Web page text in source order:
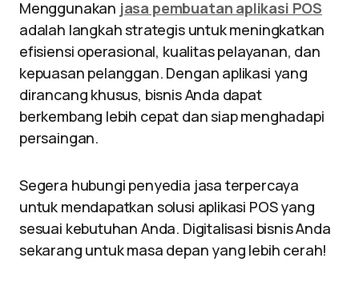
Menggunakan jasa pembuatan aplikasi POS
adalah langkah strategis untuk meningkatkan
efisiensi operasional, kualitas pelayanan, dan
kepuasan pelanggan. Dengan aplikasi yang
dirancang khusus, bisnis Anda dapat
berkembang lebih cepat dan siap menghadapi
persaingan.
Segera hubungi penyedia jasa terpercaya
untuk mendapatkan solusi aplikasi POS yang
sesuai kebutuhan Anda. Digitalisasi bisnis Anda
sekarang untuk masa depan yang lebih cerah!